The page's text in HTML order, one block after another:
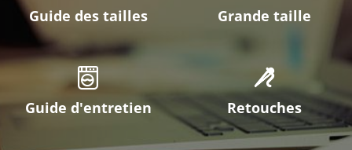
Guide des tailles Grande taille
Guide d'entretien Retouches